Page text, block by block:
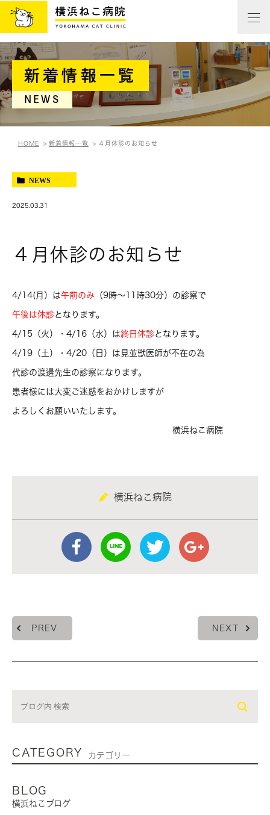
新着情報一覧
NEWS
HOME 新着情報一覧 ４月休診のお知らせ
NEWS
2025.03.31
４月休診のお知らせ
4/14(月）は午前のみ （9時～11時30分）の診察で
午後は休診となります。
4/15（火）・4/16（水）は終日休診となります。
4/19（土）・4/20（日）は見並獣医師が不在の為
代診の渡邊先生の診察になります。
患者様には大変ご迷惑をおかけしますが
よろしくお願いいたします。
横浜ねこ病院
横浜ねこ病院
PREV NEXT
CATEGORY カテゴリー
BLOG
横浜ねこブログ